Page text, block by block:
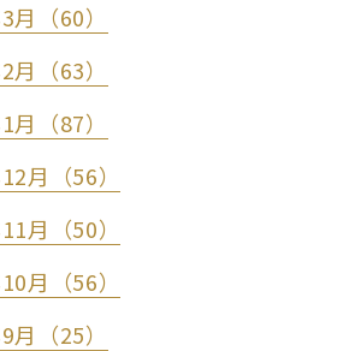
月（60）
月（63）
月（87）
月（56）
月（50）
月（56）
月（25）